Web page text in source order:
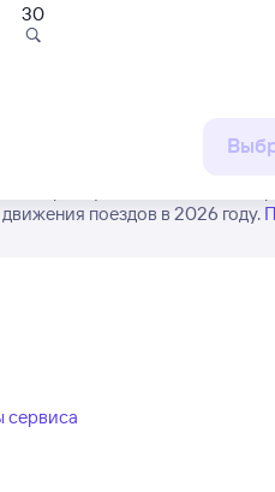
Будьте внимательны,
поездов в 2026 году.
сервиса
30